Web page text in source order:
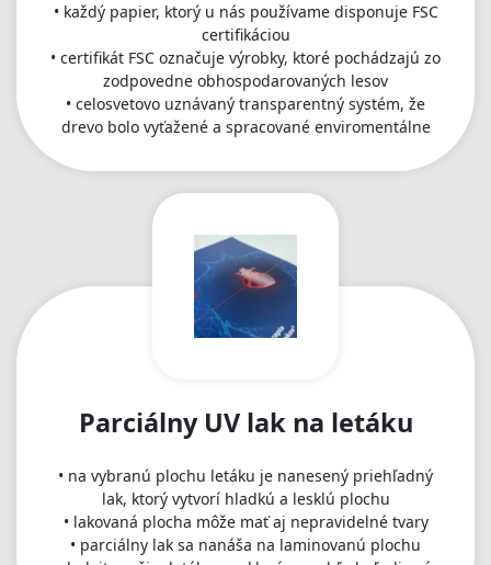
• každý papier, ktorý u nás používame disponuje FSC
certifikáciou
• certifikát FSC označuje výrobky, ktoré pochádzajú zo
zodpovedne obhospodarovaných lesov
• celosvetovo uznávaný transparentný systém, že
drevo bolo vyťažené a spracované enviromentálne
Parciálny UV lak na letáku
• na vybranú plochu letáku je nanesený priehľadný
lak, ktorý vytvorí hladkú a lesklú plochu
• lakovaná plocha môže mať aj nepravidelné tvary
• parciálny lak sa nanáša na laminovanú plochu